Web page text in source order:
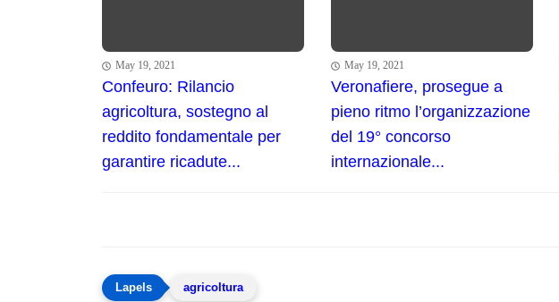
May 19, 2021
Confeuro: Rilancio
agricoltura, sostegno al
reddito fondamentale per
garantire ricadute...
May 19, 2021
Veronafiere, prosegue a
pieno ritmo l’organizzazione
del 19° concorso
internazionale...
agricoltura